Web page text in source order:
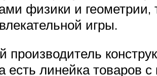
физики и геометрии,
игры.
есть линейка